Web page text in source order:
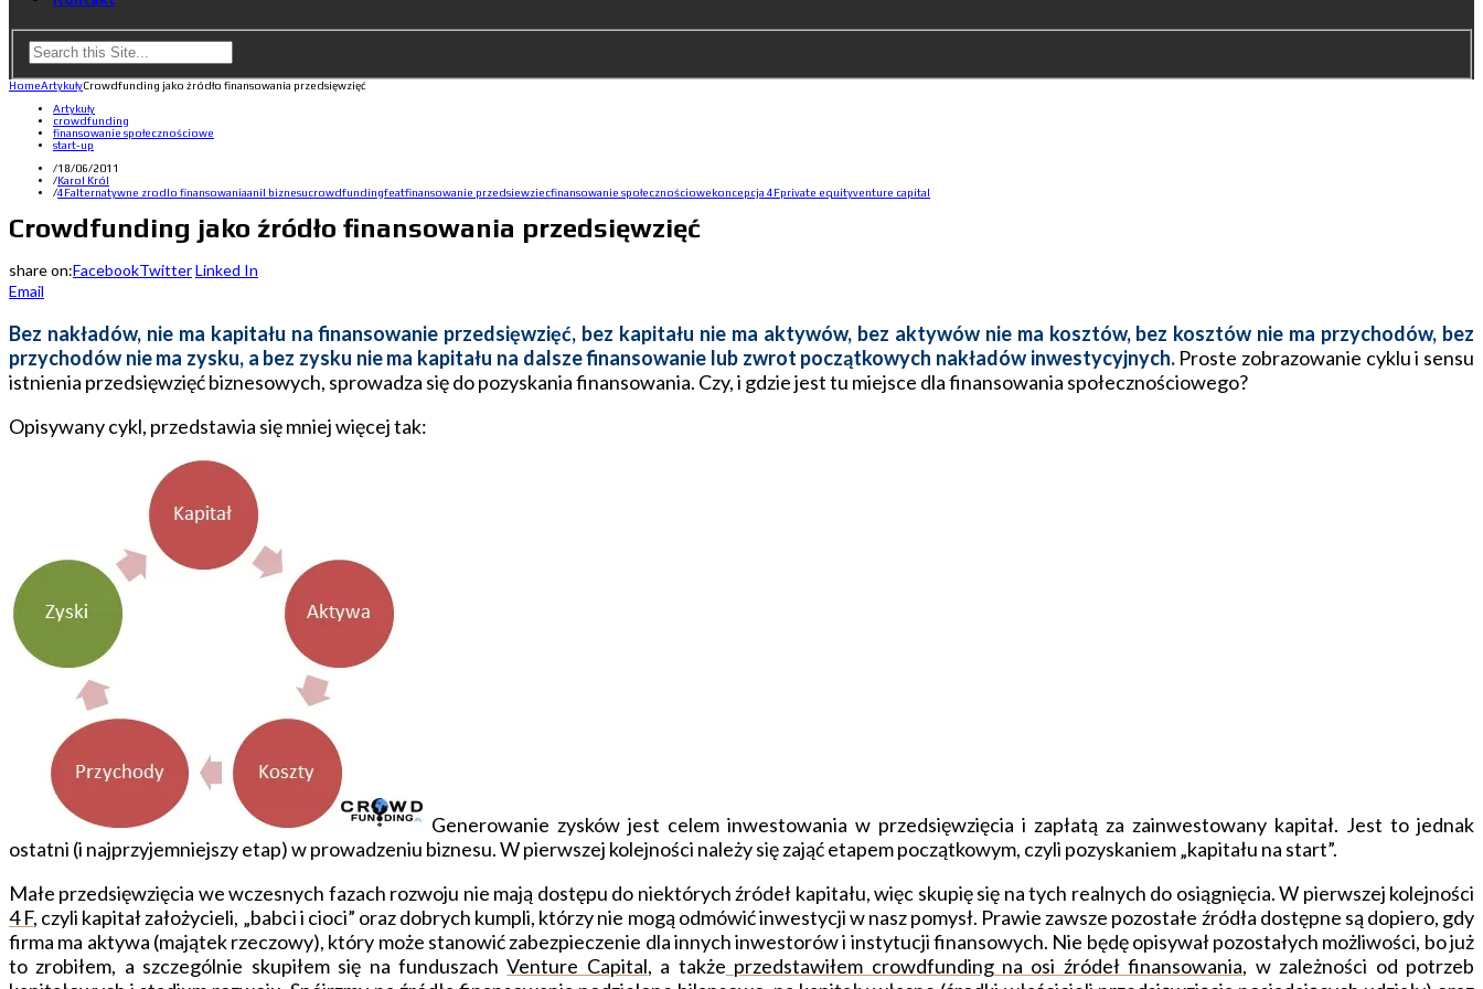
HomeArtykułyCrowdfunding jako źródło finansowania przedsięwzięć
Artykuły
crowdfunding
finansowanie społecznościowe
start-up
/18/06/2011
/Karol Król
/4Falternatywne zrodlo finansowaniaanil biznesucrowdfundingfeatfinansowanie przedsiewziecfinansowanie społecznościowekoncepcja 4Fprivate equityventure capital
Crowdfunding jako źródło finansowania przedsięwzięć
share on:FacebookTwitterLinked In
Email
Bez nakładów, nie ma kapitału na finansowanie przedsięwzięć, bez kapitału nie ma aktywów, bez aktywów nie ma kosztów, bez kosztów nie ma przychodów, bez
przychodów nie ma zysku, a bez zysku nie ma kapitału na dalsze finansowanie lub zwrot początkowych nakładów inwestycyjnych. Proste zobrazowanie cyklu i sensu
istnienia przedsięwzięć biznesowych, sprowadza się do pozyskania finansowania. Czy, i gdzie jest tu miejsce dla finansowania społecznościowego?
Opisywany cykl, przedstawia się mniej więcej tak:
Generowanie zysków jest celem inwestowania w przedsięwzięcia i zapłatą za zainwestowany kapitał. Jest to jednak
ostatni (i najprzyjemniejszy etap) w prowadzeniu biznesu. W pierwszej kolejności należy się zająć etapem początkowym, czyli pozyskaniem „kapitału na start”.
Małe przedsięwzięcia we wczesnych fazach rozwoju nie mają dostępu do niektórych źródeł kapitału, więc skupię się na tych realnych do osiągnięcia. W pierwszej kolejności
4 F, czyli kapitał założycieli, „babci i cioci” oraz dobrych kumpli, którzy nie mogą odmówić inwestycji w nasz pomysł. Prawie zawsze pozostałe źródła dostępne są dopiero, gdy
firma ma aktywa (majątek rzeczowy), który może stanowić zabezpieczenie dla innych inwestorów i instytucji finansowych. Nie będę opisywał pozostałych możliwości, bo już
to zrobiłem, a szczególnie skupiłem się na funduszachVenture Capital, a także przedstawiłem crowdfunding na osi źródeł finansowania, w zależności od potrzeb